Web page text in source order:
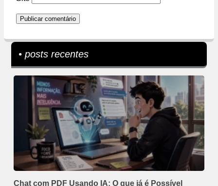
• posts recentes
Chat com PDF Usando IA: O que já é Possível